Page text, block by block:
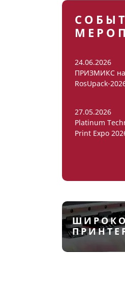
24.06.2026
ПРИЗМИКС на
RosUpack-
27.05.2026
Platinum
Print Expo